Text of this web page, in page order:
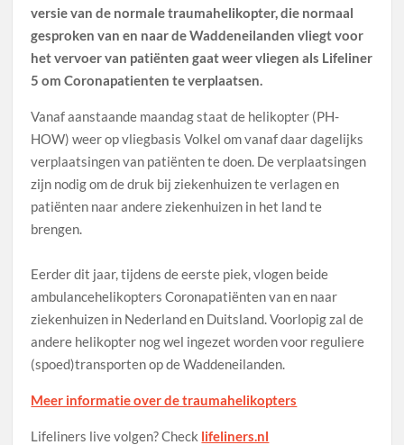
versie van de normale traumahelikopter, die normaal
gesproken van en naar de Waddeneilanden vliegt voor
het vervoer van patiënten gaat weer vliegen als Lifeliner
5 om Coronapatienten te verplaatsen.
Vanaf aanstaande maandag staat de helikopter (PH-
HOW) weer op vliegbasis Volkel om vanaf daar dagelijks
verplaatsingen van patiënten te doen. De verplaatsingen
zijn nodig om de druk bij ziekenhuizen te verlagen en
patiënten naar andere ziekenhuizen in het land te
brengen.
Eerder dit jaar, tijdens de eerste piek, vlogen beide
ambulancehelikopters Coronapatiënten van en naar
ziekenhuizen in Nederland en Duitsland. Voorlopig zal de
andere helikopter nog wel ingezet worden voor reguliere
(spoed)transporten op de Waddeneilanden.
Meer informatie over de traumahelikopters
Lifeliners live volgen? Check lifeliners.nl